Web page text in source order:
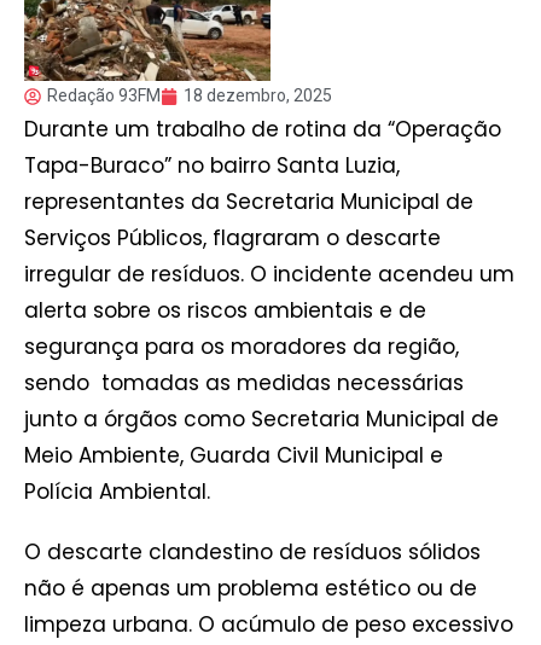
Redação 93FM 18 dezembro, 2025
Durante um trabalho de rotina da “Operação
Tapa-Buraco” no bairro Santa Luzia,
representantes da Secretaria Municipal de
Serviços Públicos, flagraram o descarte
irregular de resíduos. O incidente acendeu um
alerta sobre os riscos ambientais e de
segurança para os moradores da região,
sendo tomadas as medidas necessárias
junto a órgãos como Secretaria Municipal de
Meio Ambiente, Guarda Civil Municipal e
Polícia Ambiental.
O descarte clandestino de resíduos sólidos
não é apenas um problema estético ou de
limpeza urbana. O acúmulo de peso excessivo